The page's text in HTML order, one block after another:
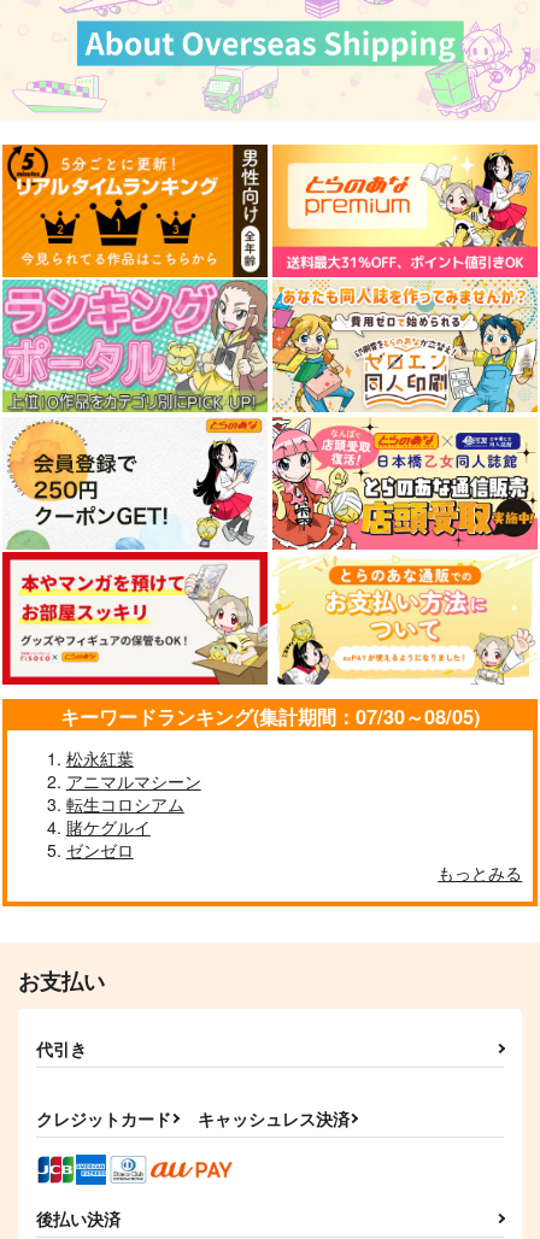
対ありでした。 お嬢
さまは格闘ゲームなん
てしない 1
KADOKAWA
924円（税込）
サンプル
作品詳細
対ありでした。 お嬢
さまは格闘ゲームなん
てしない 9
KADOKAWA
924円（税込）
サンプル
作品詳細
対ありでした。 お嬢
さまは格闘ゲームなん
てしない 10
KADOKAWA
924 円（税込）
作品詳細
対ありでした。 お嬢
さまは格闘ゲームなん
てしない 4
KADOKAWA
対ありでした。 お嬢
（税込）
キーワードランキング(集計期間：07/30～08/05)
松永紅葉
アニマルマシーン
転生コロシアム
賭ケグルイ
ゼンゼロ
もっとみる
お支払い
代引き
クレジットカード キャッシュレス決済
後払い決済